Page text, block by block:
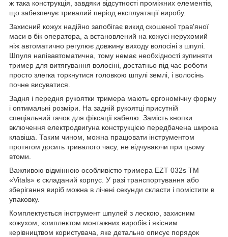
ж така конструкція, завдяки відсутності проміжних елементів,
що забезпечує тривалий період експлуатації виробу.
Захисний кожух надійно запобігає викид скошеної трав'яної
маси в бік оператора, а встановлений на кожусі нерухомий
ніж автоматично регулює довжину виходу волосіні з шпулі.
Шпуля напівавтоматична, тому немає необхідності зупиняти
тример для витягування волосіні, достатньо під час роботи
просто злегка торкнутися головкою шпулі землі, і волосінь
почне висуватися.
Задня і передня рукоятки тримера мають ергономічну форму
і оптимальні розміри. На задній рукоятці присутній
спеціальний гачок для фіксації кабелю. Замість кнопки
включення електродвигуна конструкцією передбачена широка
клавіша. Таким чином, можна працювати інструментом
протягом досить тривалого часу, не відчуваючи при цьому
втоми.
Важливою відмінною особливістю тримера EZT 032s ТМ
«Vitals» є складаний корпус. У разі транспортування або
зберігання виріб можна в лічені секунди скласти і помістити в
упаковку.
Комплектується інструмент шпулей з лескою, захисним
кожухом, комплектом монтажних виробів і якісним
керівництвом користувача, яке детально описує порядок